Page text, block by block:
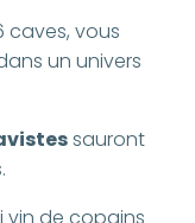
caves, vous
un univers
sauront